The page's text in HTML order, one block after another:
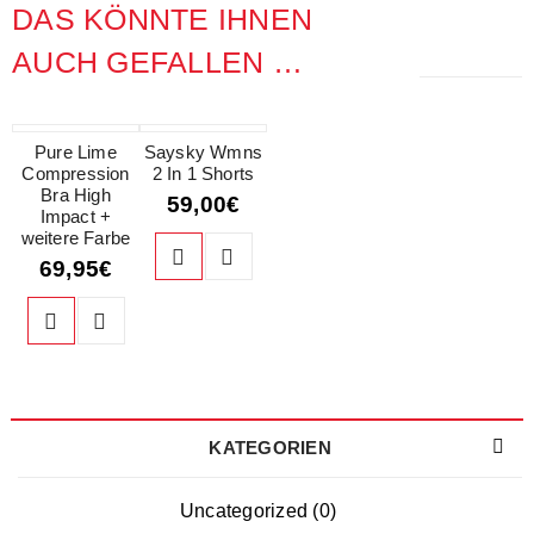
KATEGORIEN
Uncategorized (0)
DAS KÖNNTE IHNEN
AUCH GEFALLEN …
Pure Lime
Compression
Bra High
Impact +
weitere Farbe
69,95€
Saysky Wmns
2 In 1 Shorts
59,00€